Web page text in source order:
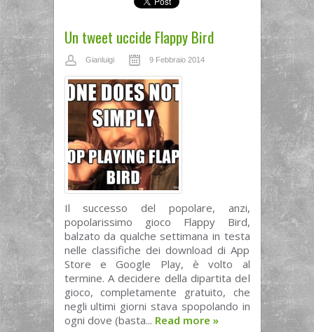
Un tweet uccide Flappy Bird
Gianluigi 9 Febbraio 2014
Il successo del popolare, anzi,
popolarissimo gioco Flappy Bird,
balzato da qualche settimana in testa
nelle classifiche dei download di App
Store e Google Play, è volto al
termine. A decidere della dipartita del
gioco, completamente gratuito, che
negli ultimi giorni stava spopolando in
ogni dove (basta... Read more »